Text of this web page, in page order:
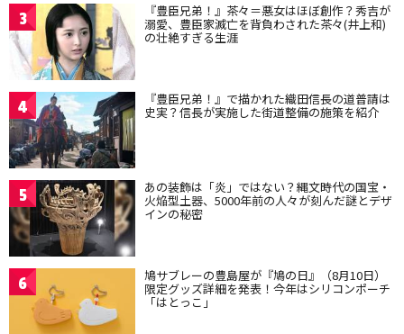
3 『豊臣兄弟！』茶々＝悪女はほぼ創作？秀吉が
溺愛、豊臣家滅亡を背負わされた茶々(井上和)
の壮絶すぎる生涯
4 『豊臣兄弟！』で描かれた織田信長の道普請は
史実？信長が実施した街道整備の施策を紹介
5 あの装飾は「炎」ではない？縄文時代の国宝・
火焔型土器、5000年前の人々が刻んだ謎とデザ
インの秘密
6 鳩サブレーの豊島屋が『鳩の日』（8月10日）
限定グッズ詳細を発表！今年はシリコンポーチ
「はとっこ」